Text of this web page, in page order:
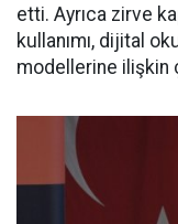
etti. Ayrıca zirve
kullanımı, dijital
modellerine